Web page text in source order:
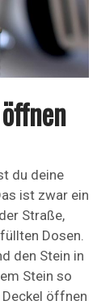
du deine
ist zwar ein
Straße,
Dosen.
den Stein in
Stein so
Deckel öffnen